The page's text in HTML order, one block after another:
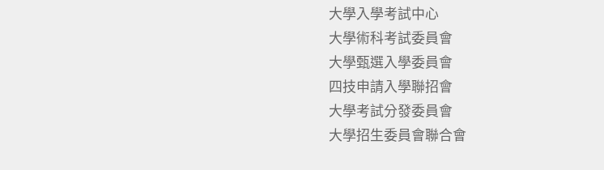
大學入學考試中心
大學術科考試委員會
大學甄選入學委員會
四技申請入學聯招會
大學考試分發委員會
大學招生委員會聯合會